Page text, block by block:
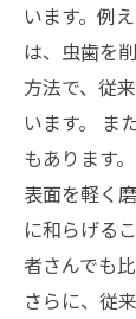
います。例
は、虫歯を
方法で、従
います。 ま
もあります
表面を軽く
に和らげる
者さんでも
さらに、従